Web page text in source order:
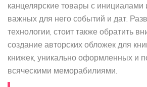
канцелярские товары с инициалами
важных для него событий и дат.
технологии, стоит также обратить
создание авторских обложек для
книжек, уникально оформленных и
всяческими меморабилиями.